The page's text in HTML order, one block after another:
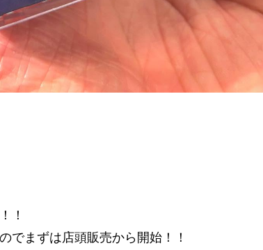
！
でまずは店頭販売から開始！！